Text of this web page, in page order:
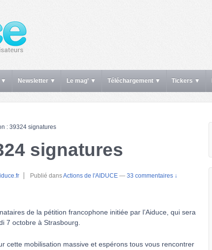
▼ Newsletter ▼ Le mag’ ▼ Téléchargement ▼ Tickers ▼
: 39324 signatures
signatures
Publié dansActions de l'AIDUCE — 33 commentaires ↓
de la pétition francophone initiée par l’Aiduce, qui sera
7 octobre à Strasbourg.
cette mobilisation massive et espérons tous vous rencontrer